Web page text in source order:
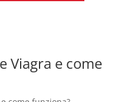
Viagra e come